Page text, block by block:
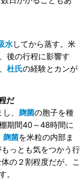
水してから蒸す。米
後の行程に影響す
杜氏の経験とカンが
だ
、 麹菌の胞子を種
期間40～48時間に
麹菌を米粒の内部ま
もっとも気をつかう行
の２割程度だが、こ
。